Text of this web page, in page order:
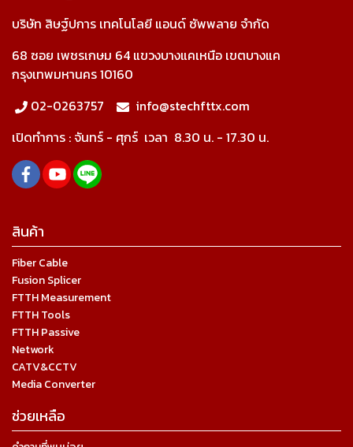
บริษัท สิษฐ์ปการ เทคโนโลยี แอนด์ ซัพพลาย จำกัด
68 ซอย เพชรเกษม 64 แขวงบางแคเหนือ เขตบางแค
กรุงเทพมหานคร 10160
02-0263757
info@stechfttx.com
เปิดทำการ :จันทร์ - ศุกร์ เวลา 8.30 น. - 17.30 น.
สินค้า
Fiber Cable
Fusion Splicer
FTTH Measurement
FTTH Tools
FTTH Passive
Network
CATV&CCTV
Media Converter
ช่วยเหลือ